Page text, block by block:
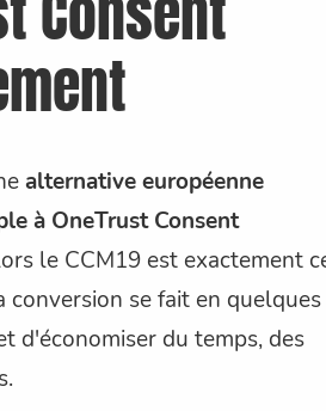
alternative européenne
à OneTrust Consent
le CCM19 est exactement
conversion se fait en quelques
d'économiser du temps, des